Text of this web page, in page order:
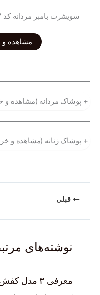
سویشرت بامبر مردانه کد 45767
مشاهده و
+ پوشاک مردانه (مشاهده و
+ پوشاک زنانه (مشاهده و
قبلی
نوشته‌های
معرفی ۳ مدل کفش و کتانی